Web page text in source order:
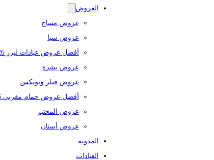
العروض
عروض مساج
عروض سبا
أفضل عروض عيادات ليزر 2026
عروض بشرة
عروض فيلر وبوتكس
أفضل عروض حمام مغربي 2026
عروض المختبر
عروض أسنان
المدونة
العيادات